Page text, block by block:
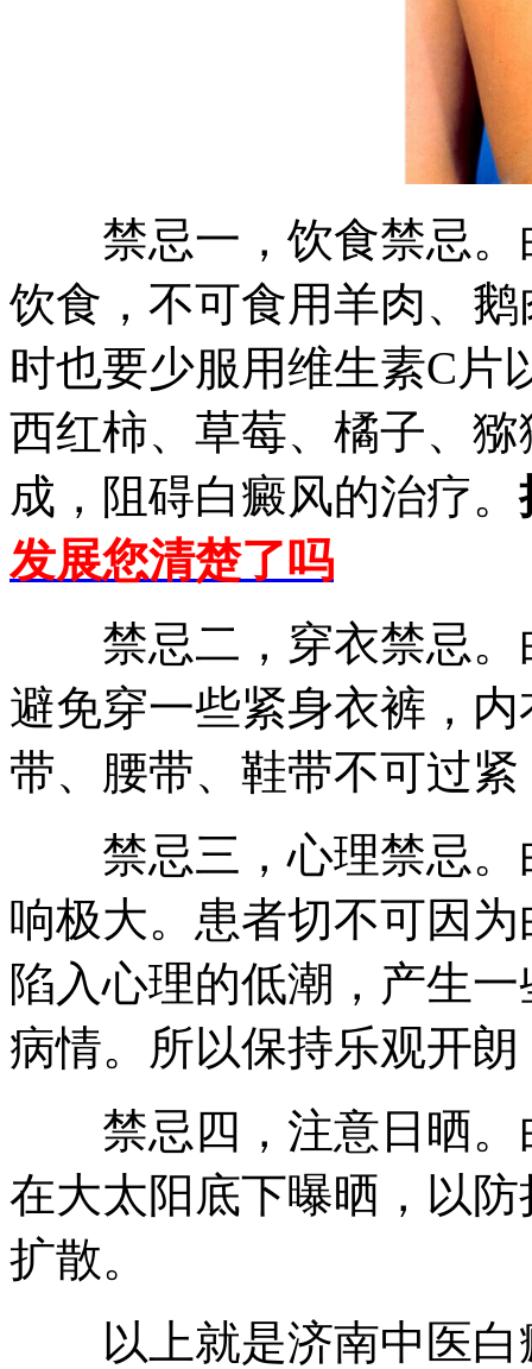
禁忌一，饮食禁忌。
饮食，不可食用羊肉、
时也要少服用维生素C片
西红柿、草莓、橘子、
成，阻碍白癜风的治疗。
发展您清楚了吗
禁忌二，穿衣禁忌。
避免穿一些紧身衣裤，
带、腰带、鞋带不可过
禁忌三，心理禁忌。
响极大。患者切不可因
陷入心理的低潮，产生
病情。所以保持乐观开
禁忌四，注意日晒。
在大太阳底下曝晒，以
扩散。
以上就是济南中医白